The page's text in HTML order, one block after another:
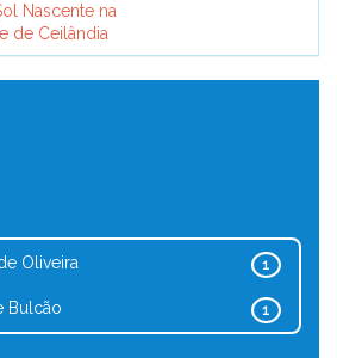
Nascente na
de Ceilândia
1
Oliveira
1
Bulcão